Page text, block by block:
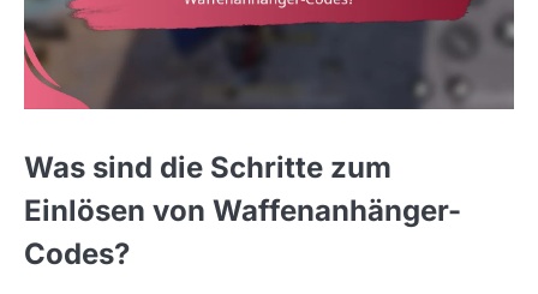
Was sind die Schritte zum
Einlösen von Waffenanhänger-
Codes?